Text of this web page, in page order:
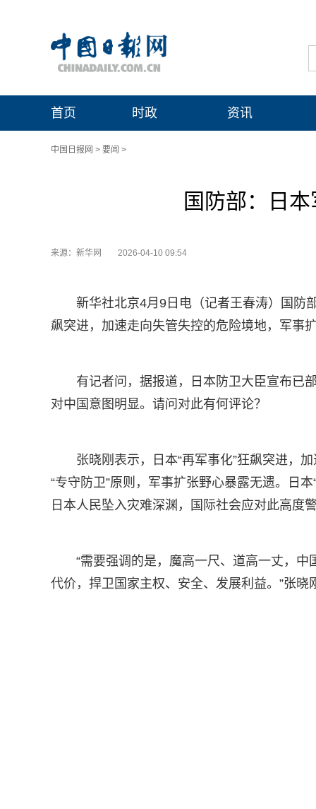
首页 时政 资讯
中国日报网 > 要闻 >
国防部：日
来源：新华网 2026-04-10 09:54
新华社北京4月9日电（记者王春涛）国防
飙突进，加速走向失管失控的危险境地，军事
有记者问，据报道，日本防卫大臣宣布已
对中国意图明显。请问对此有何评论？
张晓刚表示，日本“再军事化”狂飙突进，
“专守防卫”原则，军事扩张野心暴露无遗。日
日本人民坠入灾难深渊，国际社会应对此高度警
“需要强调的是，魔高一尺、道高一丈，
代价，捍卫国家主权、安全、发展利益。”张晓